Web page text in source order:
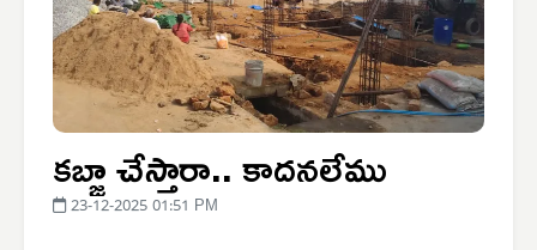
కబ్జా చేస్తారా.. కాదనలేము
23-12-2025 01:51 PM